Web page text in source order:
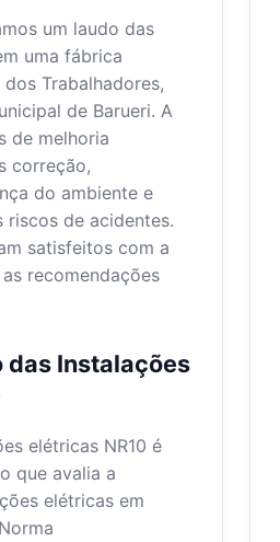
um laudo das
uma fábrica
Trabalhadores,
de Barueri. A
de melhoria
correção,
do ambiente e
riscos de acidentes.
satisfeitos com a
recomendações
das Instalações
elétricas NR10 é
que avalia a
elétricas em